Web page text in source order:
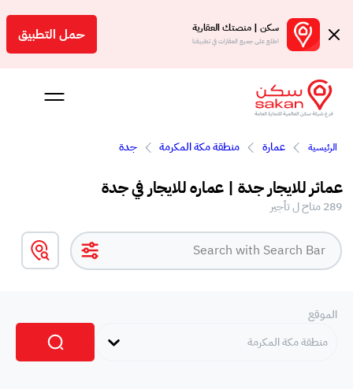
سكن | منصتك العقارية
اطلع على جميع العقارات في تطبيقنا حمل التطبيق
الرئيسية عمارة منطقة مكة المكرمة جدة
عمائر للايجار جدة | عماره للايجار في جدة
289 متاح ل تأجير
الموقع
منطقة مكة المكرمة